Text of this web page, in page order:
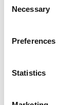
Selection
Necessary
Preferences
Statistics
capolavoro
a fare da
e artigianato